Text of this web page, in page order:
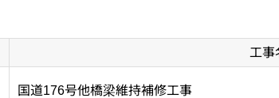
工事
国道176号他橋梁維持補修工事